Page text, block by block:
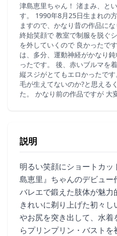
津島恵里ちゃん！ 渚まみ、と
す。 1990年8月25日生まれの
ますので、かなり昔の作品にな
終始笑顔で 教室で制服を脱ぐ
を外していくので 良かったで
は、多分、運動神経がかなり
ったです。 後、赤いブルマを
縦スジがとてもエロかったで
毛が生えてないのか?と思える
た。 かなり前の作品ですが 大
説明
明るい笑顔にショートカ
島恵里』ちゃんのデビュー
バレエで鍛えた肢体が魅力
きれいに剃り上げた初々
やお尻を突き出して、水
らプリンプリン・バストを